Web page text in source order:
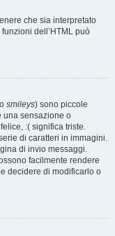
che sia interpretato
dell’HTML può
o smileys) sono piccole
una sensazione o
:( significa triste.
di caratteri in immagini.
di invio messaggi.
facilmente rendere
decidere di modificarlo o